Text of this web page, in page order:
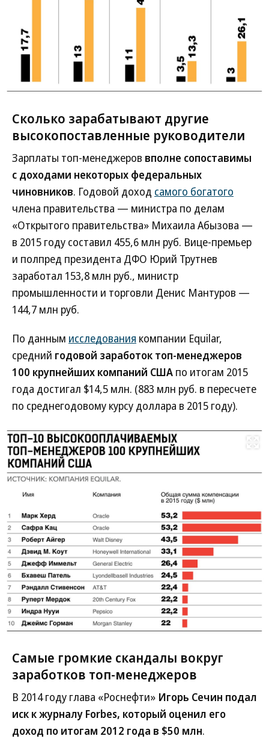
Сколько зарабатывают другие
высокопоставленные руководители
Зарплаты топ-менеджеров вполне сопоставимы
с доходами некоторых федеральных
чиновников. Годовой доход самого богатого
члена правительства — министра по делам
«Открытого правительства» Михаила Абызова —
в 2015 году составил 455,6 млн руб. Вице-премьер
и полпред президента ДФО Юрий Трутнев
заработал 153,8 млн руб., министр
промышленности и торговли Денис Мантуров —
144,7 млн руб.
По данным исследования компании Equilar,
средний годовой заработок топ-менеджеров
100 крупнейших компаний США по итогам 2015
года достигал $14,5 млн. (883 млн руб. в пересчете
по среднегодовому курсу доллара в 2015 году).
Самые громкие скандалы вокруг
заработков топ-менеджеров
В 2014 году глава «Роснефти» Игорь Сечин подал
иск к журналу Forbes, который оценил его
доход по итогам 2012 года в $50 млн.